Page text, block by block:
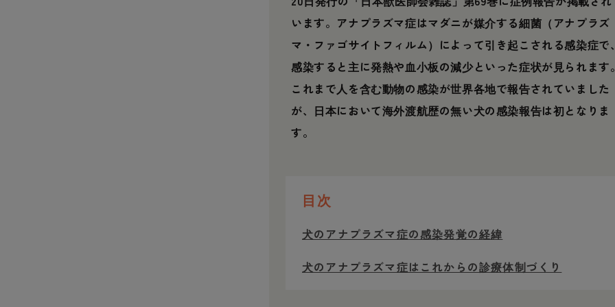
います。アナプラズマ症はマダニが媒介する細菌（アナプラズ
マ・ファゴサイトフィルム）によって引き起こされる感染症で
感染すると主に発熱や血小板の減少といった症状が見られます
これまで人を含む動物の感染が世界各地で報告されていました
が、日本において海外渡航歴の無い犬の感染報告は初となりま
す。
目次
犬のアナプラズマ症の感染発覚の経緯
犬のアナプラズマ症はこれからの診療体制づくり